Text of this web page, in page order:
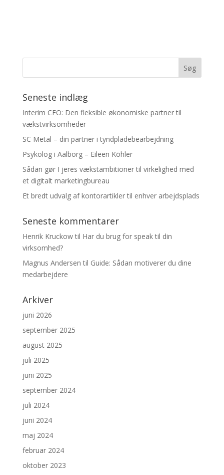
Seneste indlæg
Interim CFO: Den fleksible økonomiske partner til
vækstvirksomheder
SC Metal – din partner i tyndpladebearbejdning
Psykolog i Aalborg – Eileen Köhler
Sådan gør I jeres vækstambitioner til virkelighed med
et digitalt marketingbureau
Et bredt udvalg af kontorartikler til enhver arbejdsplads
Seneste kommentarer
Henrik Kruckowtil Har du brug for speak til din
virksomhed?
Magnus Andersen til Guide: Sådan motiverer du dine
medarbejdere
Arkiver
juni 2026
september 2025
august 2025
juli 2025
juni 2025
september 2024
juli 2024
juni 2024
maj 2024
februar 2024
oktober 2023